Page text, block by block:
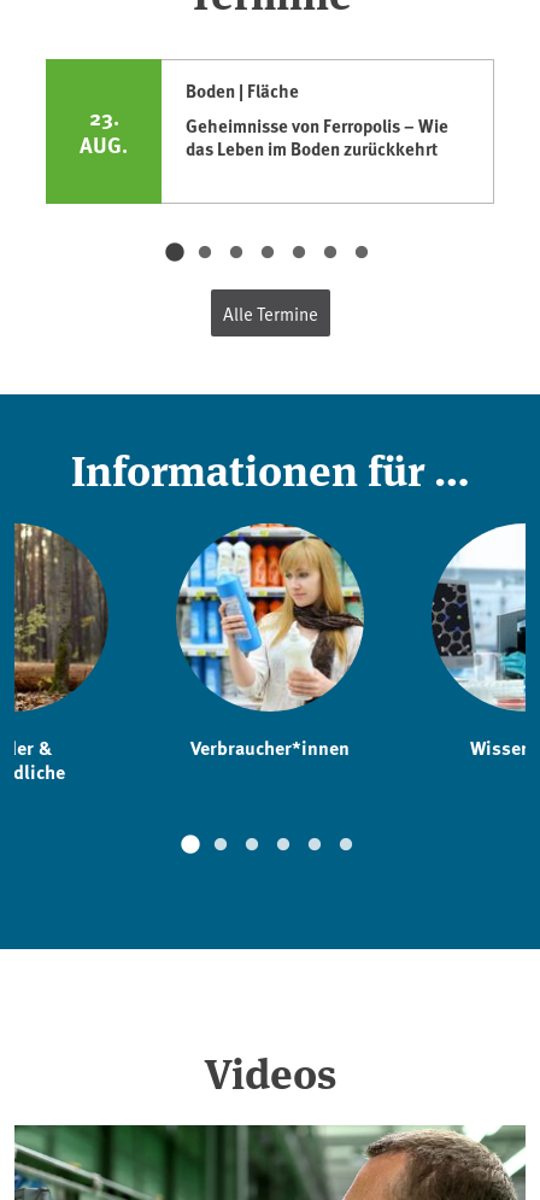
23.
AUG.
Boden | Fläche
Geheimnisse von Ferropolis – Wie
das Leben im Boden zurückkehrt
Alle Termine
Informationen für …
&
Verbraucher*innen
Videos